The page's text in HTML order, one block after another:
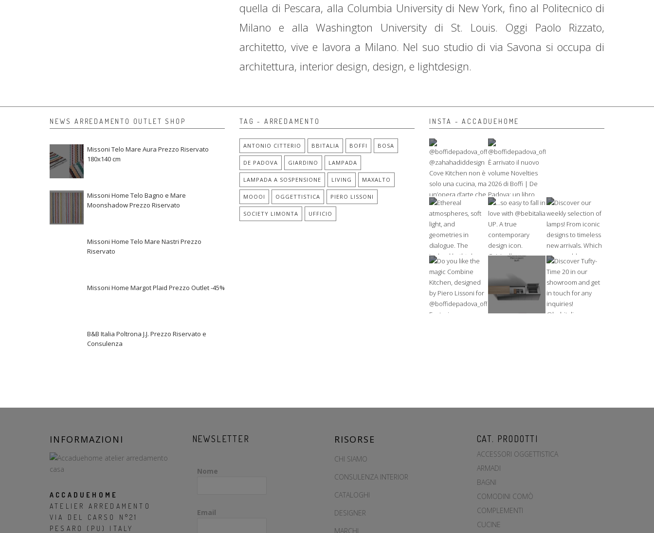
quella di Pescara, alla Columbia University di New York, fino al Politecnico di
Milano e alla Washington University di St. Louis. Oggi Paolo Rizzato,
architetto, vive e lavora a Milano. Nel suo studio di via Savona si occupa di
architettura, interior design, design, e lightdesign.
NEWS ARREDAMENTO OUTLET SHOP
Missoni Telo Mare Aura Prezzo Riservato
180x140 cm
Missoni Home Telo Bagno e Mare
Moonshadow Prezzo Riservato
Missoni Home Telo Mare Nastri Prezzo
Riservato
Missoni Home Margot Plaid Prezzo Outlet -45%
B&B Italia Poltrona J.J. Prezzo Riservato e
Consulenza
TAG - ARREDAMENTO
ANTONIO CITTERIO BBITALIA BOFFI BOSA
DE PADOVA GIARDINO LAMPADA
LAMPADA A SOSPENSIONE LIVING MAXALTO
MOOOI OGGETTISTICA PIERO LISSONI
SOCIETY LIMONTA UFFICIO
INSTA - ACCADUEHOME
INFORMAZIONI
ACCADUEHOME
ATELIER ARREDAMENTO
VIA DEL CARSO N°21
PESARO (PU) ITALY
NEWSLETTER
Nome
Email
RISORSE
CHI SIAMO
CONSULENZA INTERIOR
CATALOGHI
DESIGNER
MARCHI
CAT. PRODOTTI
ACCESSORI OGGETTISTICA
ARMADI
BAGNI
COMODINI COMÒ
COMPLEMENTI
CUCINE